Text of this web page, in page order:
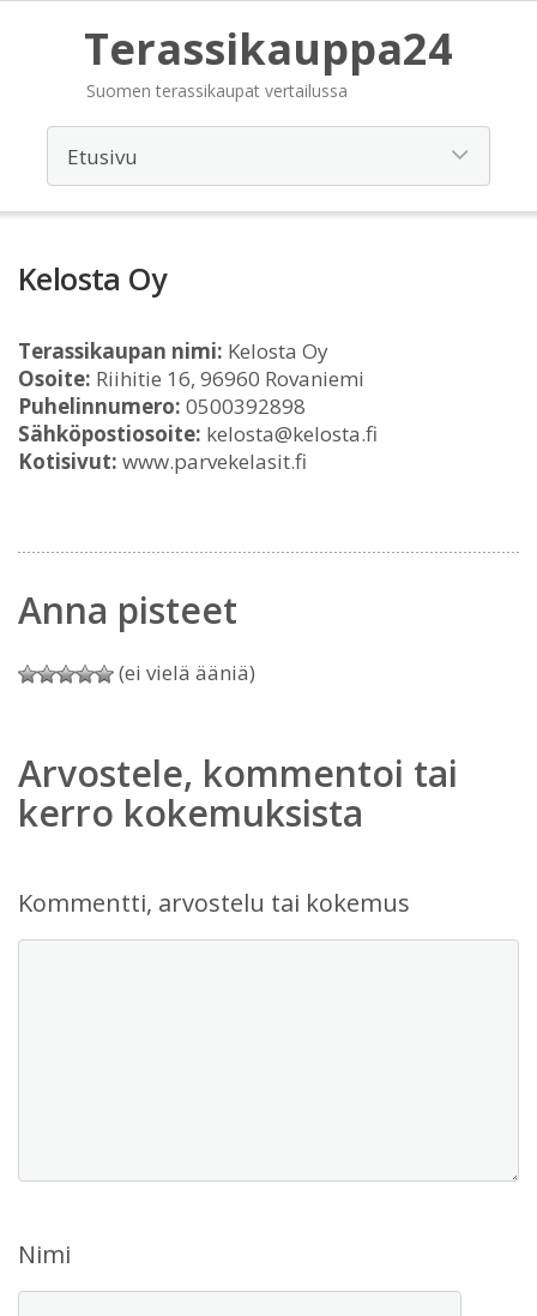
Terassikauppa24
Suomen terassikaupat vertailussa
Kelosta Oy
Terassikaupan nimi: Kelosta Oy
Osoite: Riihitie 16, 96960 Rovaniemi
Puhelinnumero: 0500392898
Sähköpostiosoite: kelosta@kelosta.fi
Kotisivut: www.parvekelasit.fi
Anna pisteet
(ei vielä ääniä)
Arvostele, kommentoi tai
kerro kokemuksista
Kommentti, arvostelu tai kokemus
Nimi